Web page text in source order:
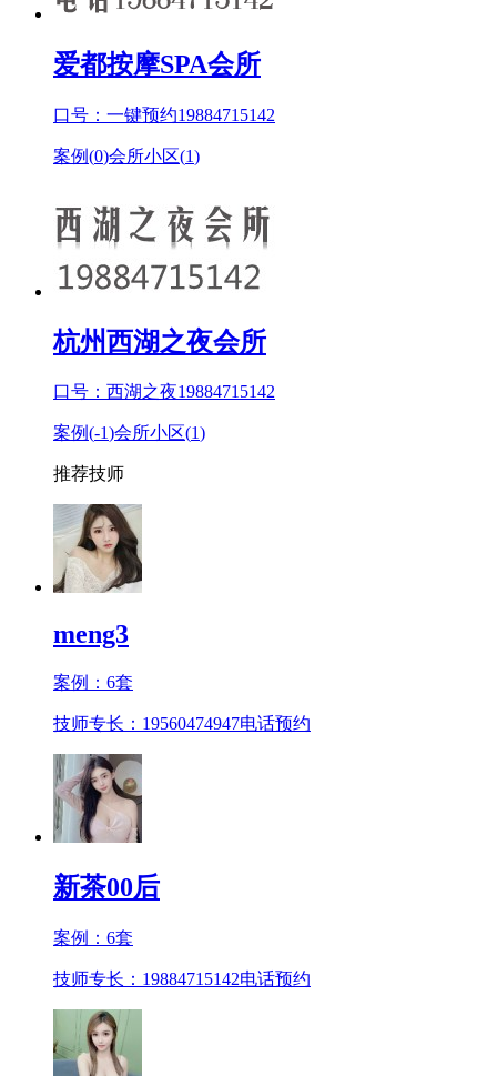
爱都按摩SPA会所
口号：一键预约19884715142
案例(0)会所小区(1)
杭州西湖之夜会所
口号：西湖之夜19884715142
案例(-1)会所小区(1)
推荐技师
meng3
案例： 6套
技师专长：19560474947电话预约
新茶00后
案例： 6套
技师专长：19884715142电话预约